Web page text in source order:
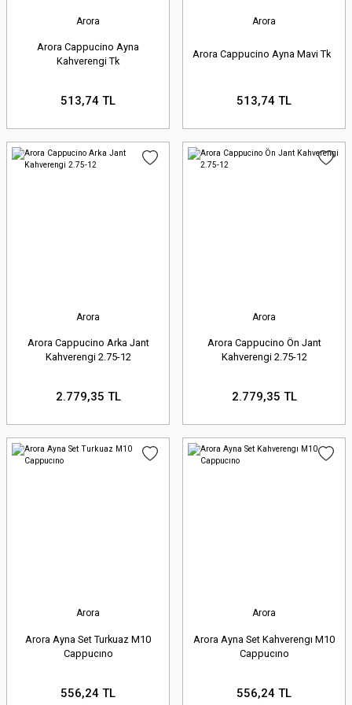
Malzemeleri:
Motor yağları,
filtreler (yağ, hava, yakıt), antifriz ve
zincir yağları gibi periyodik
bakımlarınız için gerekli tüm sarf
malzemeleri.
Sevenkardeşler Motor'u tercih etmeniz
için birçok neden var:
%100 Uyumluluk
Garantisi:Sadece Arora
motosikletinize özel, tam uyumlu
Geniş Stok ve Hızlı
Kargo:İhtiyacınız olan parçayı
hızlıca bulabilmeniz için sürekli
Arora
Arora Cappucino Ayna
Kahverengi Tk
513,74 TL
Arora
Arora Cappucino Ayna Mavi Tk
513,74 TL
Arora
Arora Cappucino Arka Jant
Kahverengi 2.75-12
2.779,35 TL
Arora
Arora Cappucino Ön Jant
Kahverengi 2.75-12
2.779,35 TL
Arora
Arora Ayna Set Turkuaz M10
Cappucıno
556,24 TL
Arora
Arora Ayna Set Kahverengı M10
Cappucıno
556,24 TL